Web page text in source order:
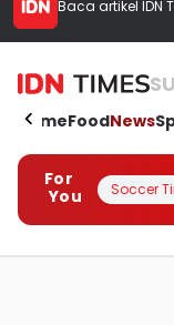
Baca artikel IDN
HomeFoodNews
For
You
Soccer